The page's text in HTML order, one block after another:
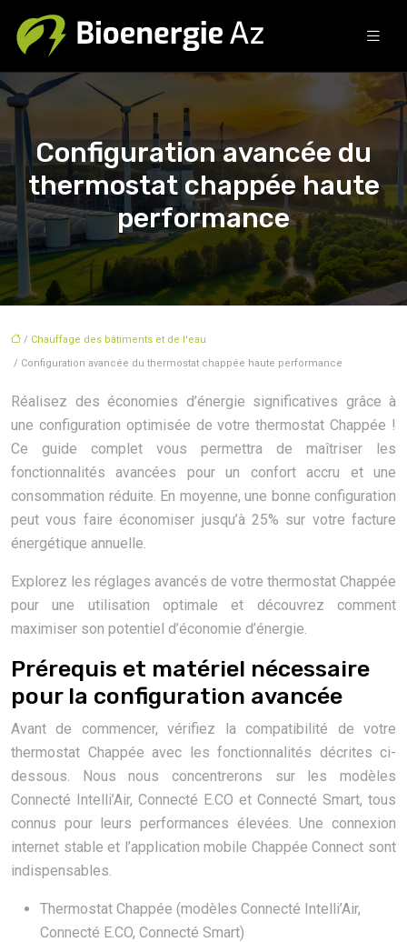
Configuration avancée du
thermostat chappée haute
performance
/ Chauffage des bâtiments et de l'eau
/ Configuration avancée du thermostat chappée haute performance
Réalisez des économies d’énergie significatives grâce à
une configuration optimisée de votre thermostat Chappée !
Ce guide complet vous permettra de maîtriser les
fonctionnalités avancées pour un confort accru et une
consommation réduite. En moyenne, une bonne configuration
peut vous faire économiser jusqu’à 25% sur votre facture
énergétique annuelle.
Explorez les réglages avancés de votre thermostat Chappée
pour une utilisation optimale et découvrez comment
maximiser son potentiel d’économie d’énergie.
Prérequis et matériel nécessaire
pour la configuration avancée
Avant de commencer, vérifiez la compatibilité de votre
thermostat Chappée avec les fonctionnalités décrites ci-
dessous. Nous nous concentrerons sur les modèles
Connecté Intelli’Air, Connecté E.CO et Connecté Smart, tous
connus pour leurs performances élevées. Une connexion
internet stable et l’application mobile Chappée Connect sont
indispensables.
Thermostat Chappée (modèles Connecté Intelli’Air,
Connecté E.CO, Connecté Smart)